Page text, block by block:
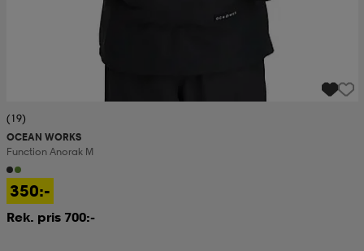
(19)
OCEAN WORKS
Function Anorak M
350:-
Rek. pris 700:-